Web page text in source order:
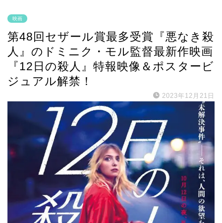
映画
第48回セザール賞最多受賞『悪なき殺
人』のドミニク・モル監督最新作映画
『12日の殺人』特報映像＆ポスタービ
ジュアル解禁！
2023年12月21日